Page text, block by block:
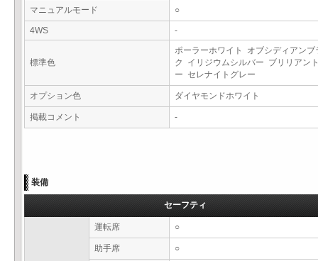
マニュアルモード
○
4WS -
標準色
ポーラーホワイト オブシディアンブ
ク イリジウムシルバー ブリリアン
ー セレナイトグレー
オプション色 ダイヤモンドホワイト
掲載コメント -
装備
セーフティ
運転席 ○
助手席 ○